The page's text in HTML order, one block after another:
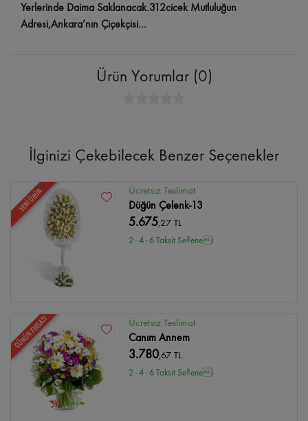
Yerlerinde Daima Saklanacak.312cicek Mutluluğun
Adresi,Ankara’nın Çiçekçisi…
Ürün Yorumlar (0)
İlginizi Çekebilecek Benzer Seçenekler
YENİ ÜRÜN Ücretsiz Teslimat
Düğün Çelenk-13
5.675,27 TL
2 - 4 - 6 Taksit Se?enei
GÜNÜN FIRSATI Ücretsiz Teslimat
Canım Annem
3.780,67 TL
2 - 4 - 6 Taksit Se?enei